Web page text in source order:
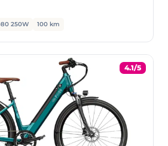
250W 100 km
4.1/5